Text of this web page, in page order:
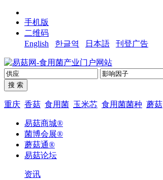
手机版
二维码
English
한글역 日本語 刊登广告
重庆 香菇 食用菌 玉米芯 食用菌菌种 蘑菇
易菇商城®
菌博会展®
蘑菇通®
易菇论坛
资讯